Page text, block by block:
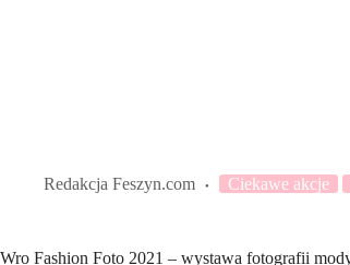
Redakcja Feszyn.com Ciekawe akcje
Wro Fashion Foto 2021 – wystawa fotografii